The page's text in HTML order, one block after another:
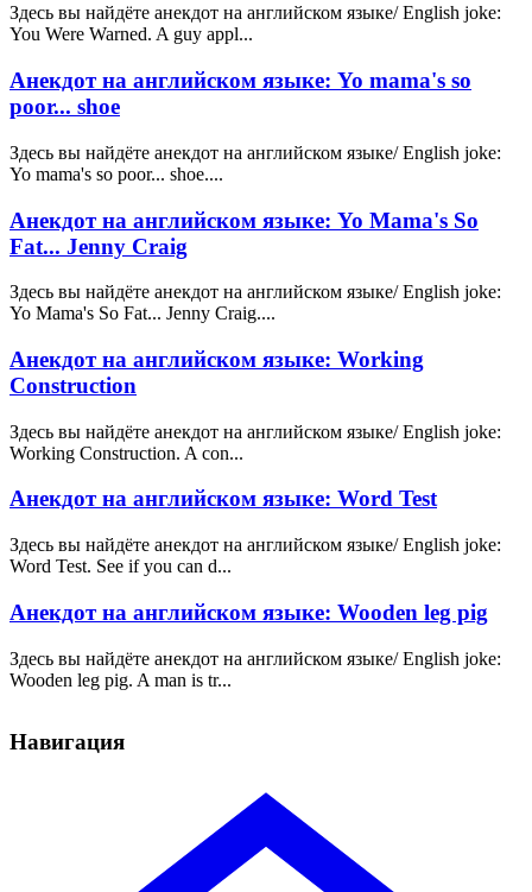
Здесь вы найдёте анекдот на английском языке/ English joke:
You Were Warned. A guy appl...
Анекдот на английском языке: Yo mama's so
poor... shoe
Здесь вы найдёте анекдот на английском языке/ English joke:
Yo mama's so poor... shoe....
Анекдот на английском языке: Yo Mama's So
Fat... Jenny Craig
Здесь вы найдёте анекдот на английском языке/ English joke:
Yo Mama's So Fat... Jenny Craig....
Анекдот на английском языке: Working
Construction
Здесь вы найдёте анекдот на английском языке/ English joke:
Working Construction. A con...
Анекдот на английском языке: Word Test
Здесь вы найдёте анекдот на английском языке/ English joke:
Word Test. See if you can d...
Анекдот на английском языке: Wooden leg pig
Здесь вы найдёте анекдот на английском языке/ English joke:
Wooden leg pig. A man is tr...
Навигация